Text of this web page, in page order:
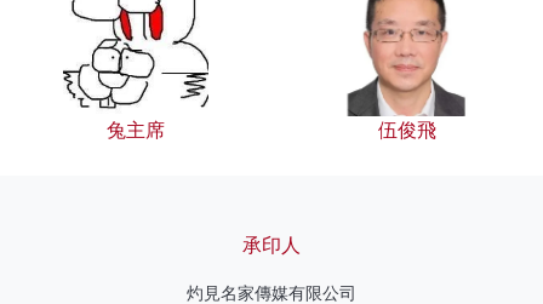
兔主席 伍俊飛
承印人
灼見名家傳媒有限公司